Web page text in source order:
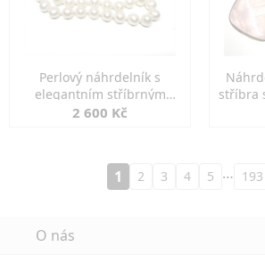
Perlový náhrdelník s
elegantním stříbrným
zapínáním
2 600 Kč
stříbra
1 2 3 4 5 … 193
O nás